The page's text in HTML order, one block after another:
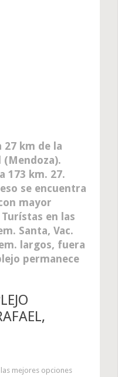
27 km de la
(Mendoza).
173 km. 27.
se encuentra
mayor
en las
Santa, Vac.
largos, fuera
permanece
las mejores opciones